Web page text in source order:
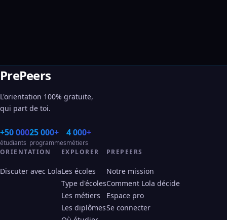
PrePeers
L'orientation 100% gratuite,
qui part de toi.
+50 000
étudiants
25 000+
programmes
4 000+
métiers
ORIENTATION
Discuter avec Lola
EXPLORER
Les écoles
Type d'écoles
Les métiers
Les diplômes
PREPEERS
Notre mission
Comment Lola décide
Espace pro
Se connecter